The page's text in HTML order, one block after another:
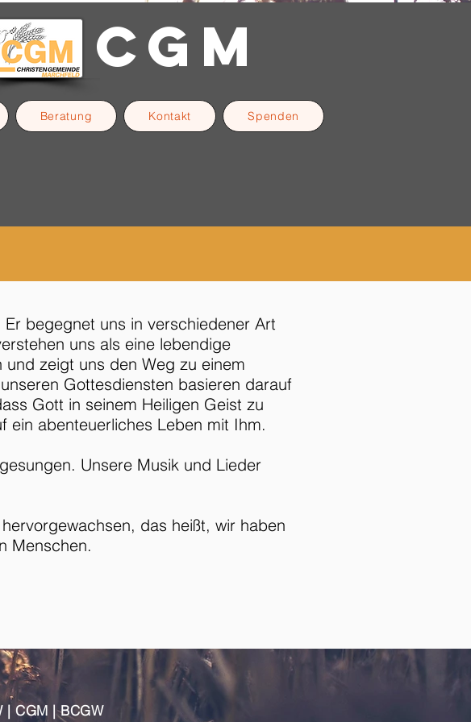
CGM
Beratung Kontakt Spenden
begegnet uns in verschiedener Art
uns als eine lebendige
zeigt uns den Weg zu einem
Gottesdiensten basieren darauf
Gott in seinem Heiligen Geist zu
ein abenteuerliches Leben mit Ihm.
Unsere Musik und Lieder
das heißt, wir haben
Menschen.
| BCGW